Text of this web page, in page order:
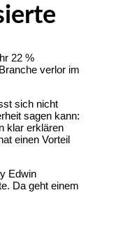
22 %
verlor im
sich nicht
sagen kann:
klar erklären
einen Vorteil
Edwin
Da geht einem